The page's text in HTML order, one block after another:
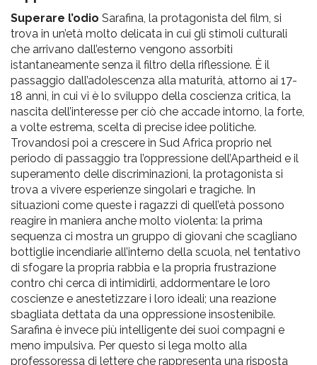
Superare l’odio Sarafina, la protagonista del film, si
trova in un’età molto delicata in cui gli stimoli culturali
che arrivano dall’esterno vengono assorbiti
istantaneamente senza il filtro della riflessione. È il
passaggio dall’adolescenza alla maturità, attorno ai 17-
18 anni, in cui vi è lo sviluppo della coscienza critica, la
nascita dell’interesse per ciò che accade intorno, la forte,
a volte estrema, scelta di precise idee politiche.
Trovandosi poi a crescere in Sud Africa proprio nel
periodo di passaggio tra l’oppressione dell’Apartheid e il
superamento delle discriminazioni, la protagonista si
trova a vivere esperienze singolari e tragiche. In
situazioni come queste i ragazzi di quell’età possono
reagire in maniera anche molto violenta: la prima
sequenza ci mostra un gruppo di giovani che scagliano
bottiglie incendiarie all’interno della scuola, nel tentativo
di sfogare la propria rabbia e la propria frustrazione
contro chi cerca di intimidirli, addormentare le loro
coscienze e anestetizzare i loro ideali; una reazione
sbagliata dettata da una oppressione insostenibile.
Sarafina è invece più intelligente dei suoi compagni e
meno impulsiva. Per questo si lega molto alla
professoressa di lettere che rappresenta una risposta